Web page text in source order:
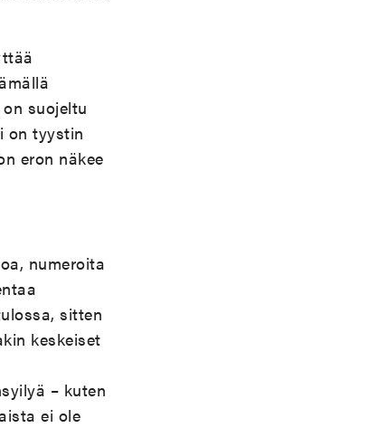
suojeltu
on tyystin
eron näkee
numeroita
sitten
keskeiset
– kuten
ei ole